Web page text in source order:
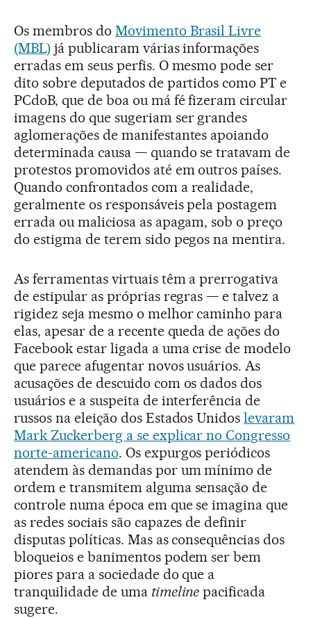
Os membros do Movimento Brasil Livre
(MBL) já publicaram várias informações
erradas em seus perfis. O mesmo pode ser
dito sobre deputados de partidos como PT e
PCdoB, que de boa ou má fé fizeram circular
imagens do que sugeriam ser grandes
aglomerações de manifestantes apoiando
determinada causa — quando se tratavam de
protestos promovidos até em outros países.
Quando confrontados com a realidade,
geralmente os responsáveis pela postagem
errada ou maliciosa as apagam, sob o preço
do estigma de terem sido pegos na mentira.
As ferramentas virtuais têm a prerrogativa
de estipular as próprias regras — e talvez a
rigidez seja mesmo o melhor caminho para
elas, apesar de a recente queda de ações do
Facebook estar ligada a uma crise de modelo
que parece afugentar novos usuários. As
acusações de descuido com os dados dos
usuários e a suspeita de interferência de
russos na eleição dos Estados Unidoslevaram
Mark Zuckerberg a se explicar no Congresso
norte-americano. Os expurgos periódicos
atendem às demandas por um mínimo de
ordem e transmitem alguma sensação de
controle numa época em que se imagina que
as redes sociais são capazes de definir
disputas políticas. Mas as consequências dos
bloqueios e banimentos podem ser bem
piores para a sociedade do que a
tranquilidade de uma timeline pacificada
sugere.